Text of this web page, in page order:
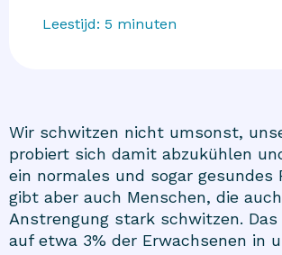
Leestijd: 5 minuten
Wir schwitzen nicht umsonst,
probiert sich damit abzukühlen
ein normales und sogar gesundes
gibt aber auch Menschen, die
Anstrengung stark schwitzen.
auf etwa 3% der Erwachsenen in